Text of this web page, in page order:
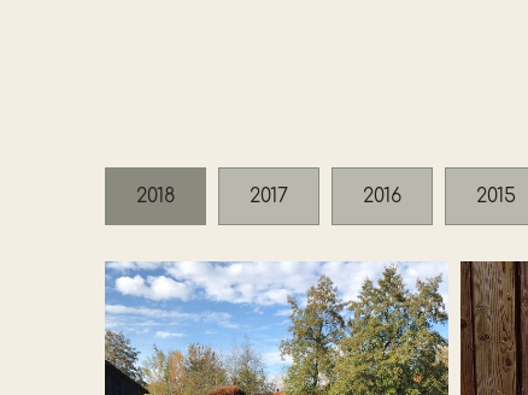
2018 2017 2016 2015